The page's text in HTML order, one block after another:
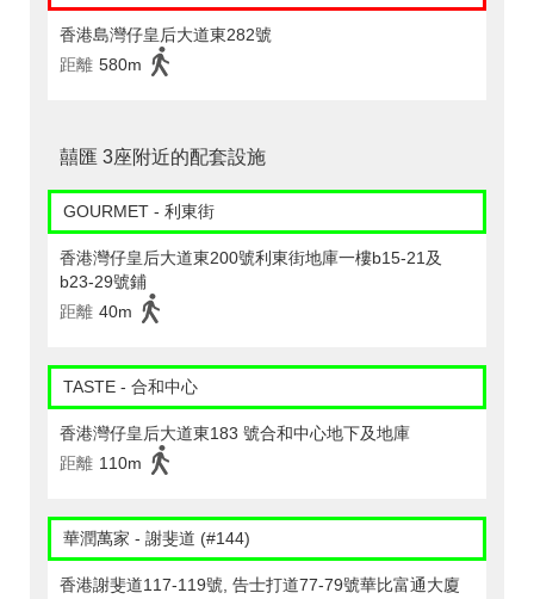
香港島灣仔皇后大道東282號
距離 580m
囍匯 3座附近的配套設施
GOURMET - 利東街
香港灣仔皇后大道東200號利東街地庫一樓b15-21及
b23-29號鋪
距離 40m
TASTE - 合和中心
香港灣仔皇后大道東183 號合和中心地下及地庫
距離 110m
華潤萬家 - 謝斐道 (#144)
香港謝斐道117-119號, 告士打道77-79號華比富通大廈